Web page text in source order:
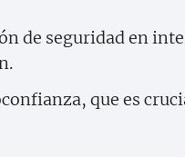
de seguridad en
que es